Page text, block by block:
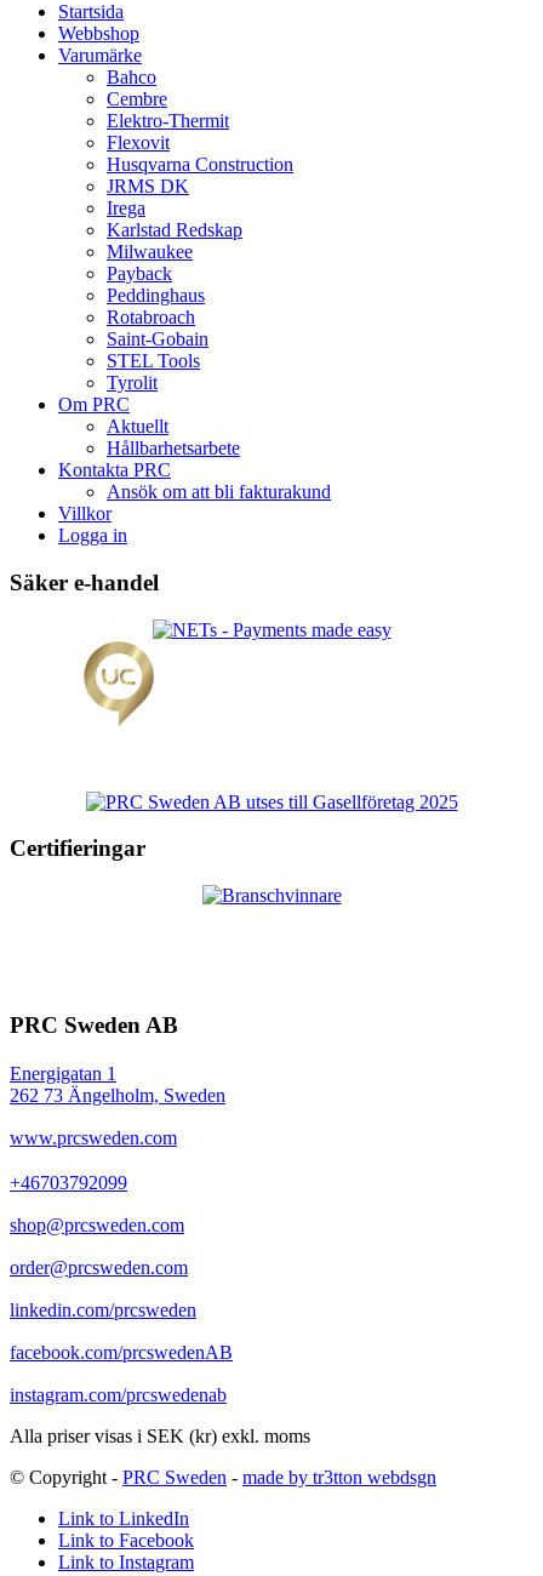
Startsida
Webbshop
Varumärke
Bahco
Cembre
Elektro-Thermit
Flexovit
Husqvarna Construction
JRMS DK
Irega
Karlstad Redskap
Milwaukee
Payback
Peddinghaus
Rotabroach
Saint-Gobain
STEL Tools
Tyrolit
Om PRC
Aktuellt
Hållbarhetsarbete
Kontakta PRC
Ansök om att bli fakturakund
Villkor
Logga in
Säker e-handel
Certifieringar
PRC Sweden AB
Energigatan 1
262 73 Ängelholm, Sweden
www.prcsweden.com
+46703792099
shop@prcsweden.com
order@prcsweden.com
linkedin.com/prcsweden
facebook.com/prcswedenAB
instagram.com/prcswedenab
Alla priser visas i SEK (kr) exkl. moms
© Copyright - PRC Sweden - made by tr3tton webdsgn
Link to LinkedIn
Link to Facebook
Link to Instagram